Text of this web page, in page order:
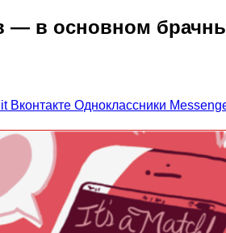
— в основном
Вконтакте Одноклассники